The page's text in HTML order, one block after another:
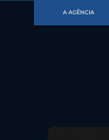
A AGÊNCIA